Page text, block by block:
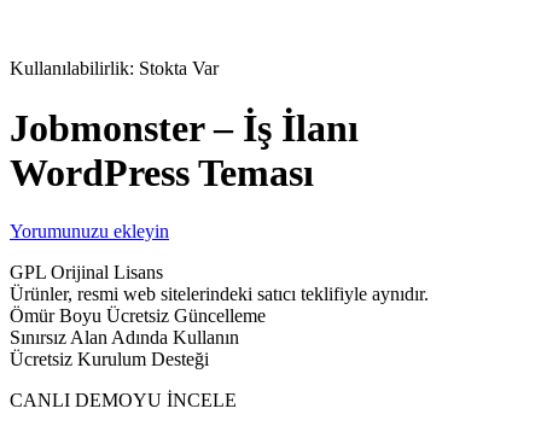
Kullanılabilirlik: Stokta Var
Jobmonster – İş İlanı
WordPress Teması
Yorumunuzu ekleyin
GPL Orijinal Lisans
Ürünler, resmi web sitelerindeki satıcı teklifiyle aynıdır.
Ömür Boyu Ücretsiz Güncelleme
Sınırsız Alan Adında Kullanın
Ücretsiz Kurulum Desteği
CANLI DEMOYU İNCELE